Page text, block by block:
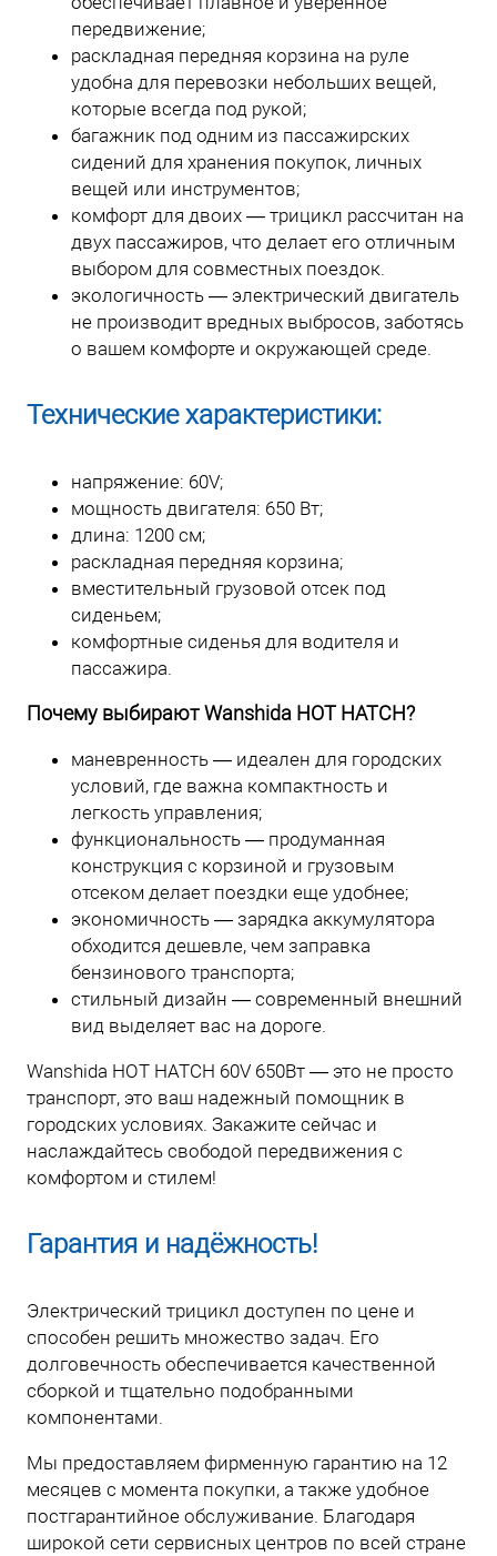
передвижение;
раскладная передняя корзина на руле
удобна для перевозки небольших вещей,
которые всегда под рукой;
багажник под одним из пассажирских
сидений для хранения покупок, личных
вещей или инструментов;
комфорт для двоих — трицикл рассчитан на
двух пассажиров, что делает его отличным
выбором для совместных поездок.
экологичность — электрический двигатель
не производит вредных выбросов, заботясь
о вашем комфорте и окружающей среде.
Технические характеристики:
напряжение: 60V;
мощность двигателя: 650 Вт;
длина: 1200 см;
раскладная передняя корзина;
вместительный грузовой отсек под
сиденьем;
комфортные сиденья для водителя и
пассажира.
Почему выбирают Wanshida HOT HATCH?
маневренность — идеален для городских
условий, где важна компактность и
легкость управления;
функциональность — продуманная
конструкция с корзиной и грузовым
отсеком делает поездки еще удобнее;
экономичность — зарядка аккумулятора
обходится дешевле, чем заправка
бензинового транспорта;
стильный дизайн — современный внешний
вид выделяет вас на дороге.
Wanshida HOT HATCH 60V 650Вт — это не просто
транспорт, это ваш надежный помощник в
городских условиях. Закажите сейчас и
наслаждайтесь свободой передвижения с
комфортом и стилем!
Гарантия и надёжность!
Электрический трицикл доступен по цене и
способен решить множество задач. Его
долговечность обеспечивается качественной
сборкой и тщательно подобранными
компонентами.
Мы предоставляем фирменную гарантию на 12
месяцев с момента покупки, а также удобное
постгарантийное обслуживание. Благодаря
широкой сети сервисных центров по всей стране